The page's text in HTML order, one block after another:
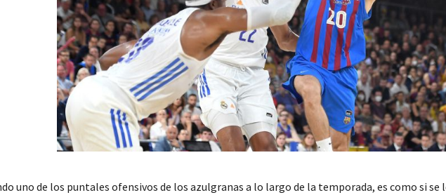
uno de los puntales ofensivos de los azulgranas a lo largo de la temporada, es como si